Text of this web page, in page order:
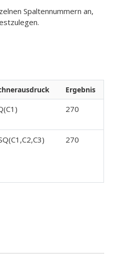
Spaltennummern an,
Ergebnis
270
270